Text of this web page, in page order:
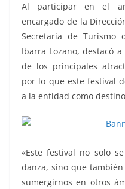
Al participar en el
encargado de la
Secretaría de Turismo
Ibarra Lozano, destacó
de los principales
por lo que este festival
a la entidad como
«Este festival no solo
danza, sino que
sumergirnos en otros